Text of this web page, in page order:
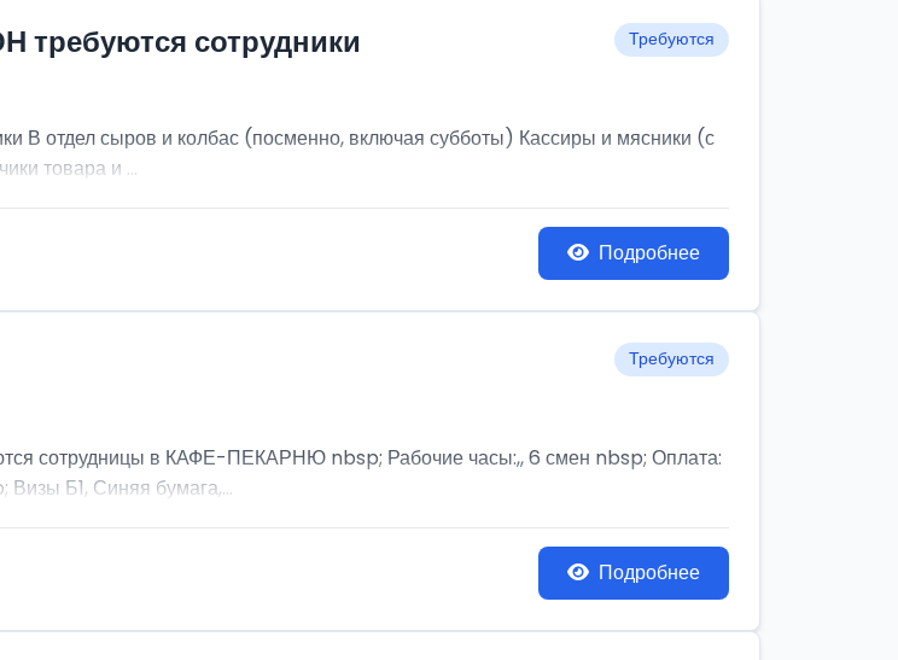
сотрудники Требуются
отдел сыров и колбас (посменно, включая субботы) Кассиры и мясники (с
товара и ...
Подробнее
Требуются
в КАФЕ-ПЕКАРНЮ nbsp; Рабочие часы:,, 6 смен nbsp; Оплата:
Б1, Синяя бумага,...
Подробнее